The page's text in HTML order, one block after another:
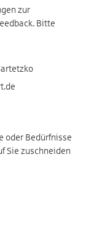
zur
Bitte
oder Bedürfnisse
Sie zuschneiden